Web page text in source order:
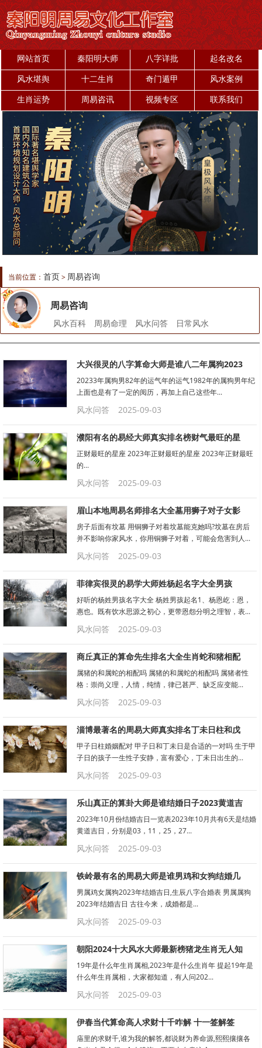
网站首页 秦阳明大师 八字详批
起名改名
风水堪舆
十二生肖 奇门遁甲
风水案例
生肖运势
周易咨讯 视频专区 联系我们
当前位置： 首页> 周易咨询
周易咨询
风水百科 周易命理 风水问答 日常风水
大兴很灵的八字算命大师是谁八二年属狗2023
20233年属狗男82年的运气年的运气1982年的属狗男年纪
上面也是有了一定的阅历，再加上自己这些年...
风水问答 2025-09-03
濮阳有名的易经大师真实排名榜财气最旺的星
正财最旺的星座 2023年正财最旺的星座 2023年正财最旺
的...
风水问答 2025-09-03
眉山本地周易名师排名大全墓用狮子对子女影
房子后面有坟墓 用铜狮子对着坟墓能克她吗?坟墓在房后
并不影响你家风水，你用铜狮子对着，可能会危害到人...
风水问答 2025-09-03
菲律宾很灵的易学大师姓杨起名字大全男孩
好听的杨姓男孩名字大全 杨姓男孩起名1、杨恩屹：恩，
惠也。既有饮水思源之初心，更带恩怨分明之理智，表...
风水问答 2025-09-03
商丘真正的算命先生排名大全生肖蛇和猪相配
属猪的和属蛇的相配吗 属猪的和属蛇的相配吗 属猪者性
格：崇尚义理，人情，纯情，律已甚严、缺乏应变能...
风水问答 2025-09-03
淄博最著名的周易大师真实排名丁未日柱和戊
甲子日柱婚姻配对 甲子日和丁未日是合适的一对吗 生于甲
子日的孩子一生性子安静，富有爱心，丁未日出生的...
风水问答 2025-09-03
乐山真正的算卦大师是谁结婚日子2023黄道吉
2023年10月份结婚吉日一览表2023年10月共有6天是结婚
黄道吉日，分别是03，11，25，27...
风水问答 2025-09-03
铁岭最有名的周易大师是谁男鸡和女狗结婚几
男属鸡女属狗2023年结婚吉日,生辰八字合婚表 男属属狗
2023年结婚吉日 古往今来，成婚都是...
风水问答 2025-09-03
朝阳2024十大风水大师最新榜猪龙生肖无人知
19年是什么年生肖属相,2023年是什么生肖年 提起19年是
什么年生肖属相，大家都知道，有人问202...
风水问答 2025-09-03
伊春当代算命高人求财十千咋解 十一签解签
庙里的求财千,谁为我的解答,都说财为养命源,熙熙攘攘各